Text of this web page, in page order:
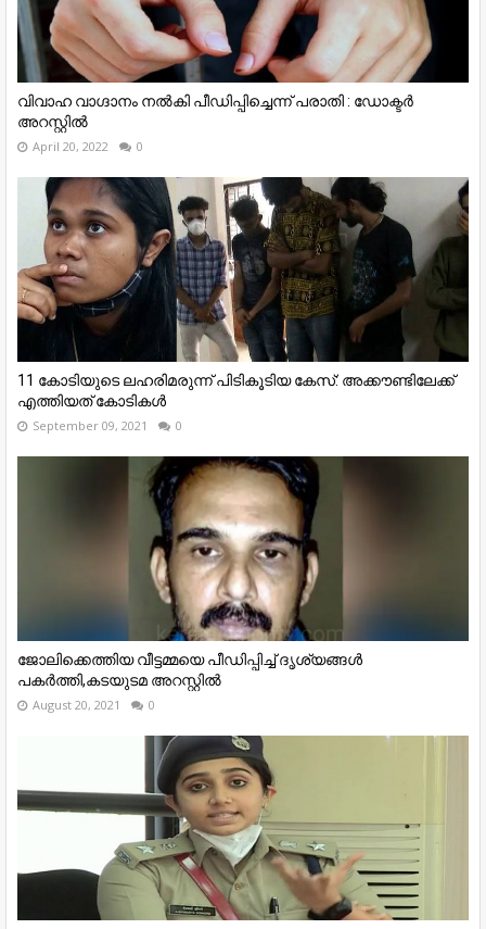
വിവാഹ വാഗ്ദാനം നൽകി പീഡിപ്പിച്ചെന്ന് പരാതി : ഡോക്ടർ
അറസ്റ്റിൽ
April 20, 2022 0
11 കോടിയുടെ ലഹരിമരുന്ന് പിടികൂടിയ കേസ്: അക്കൗണ്ടിലേക്ക്
എത്തിയത് കോടികള്‍
September 09, 2021 0
ജോലിക്കെത്തിയ വീട്ടമ്മയെ പീഡിപ്പിച്ച് ദൃശ്യങ്ങൾ
പകർത്തി,കടയുടമ അറസ്റ്റിൽ
August 20, 2021 0